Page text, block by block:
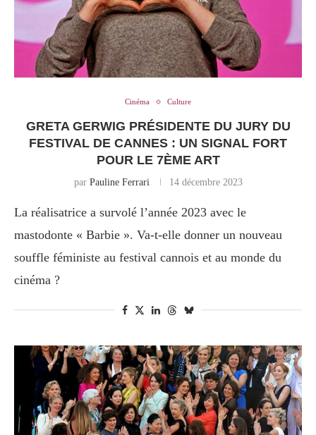
Cinéma Culture
GRETA GERWIG PRÉSIDENTE DU JURY DU
FESTIVAL DE CANNES : UN SIGNAL FORT
POUR LE 7ÈME ART
par Pauline Ferrari 14 décembre 2023
La réalisatrice a survolé l’année 2023 avec le
mastodonte « Barbie ». Va-t-elle donner un nouveau
souffle féministe au festival cannois et au monde du
cinéma ?